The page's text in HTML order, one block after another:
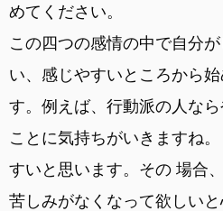
めてください。
この四つの感情の中で自分
い、感じやすいところから
す。例えば、行動派の人な
ことに気持ちがいきますね
すいと思います。その 場合
苦しみがなくなって欲しい